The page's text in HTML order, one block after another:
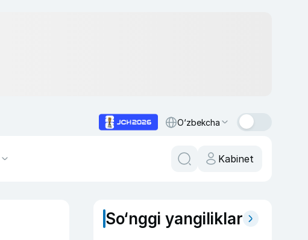
O‘zbekcha
Kabinet
So‘nggi yangiliklar